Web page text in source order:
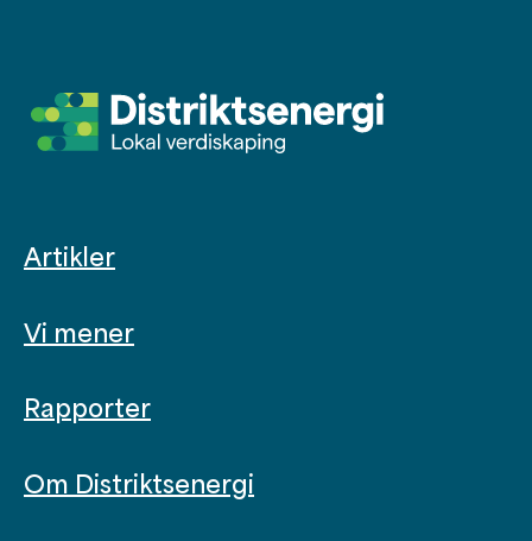
Artikler
Vi mener
Rapporter
Om Distriktsenergi